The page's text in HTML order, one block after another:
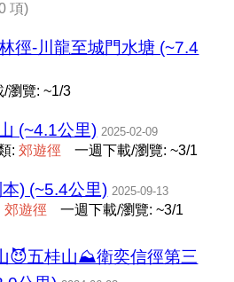
項)
徑-川龍至城門水塘 (~7.4
/瀏覽: ~1/3
(~4.1公里) 2025-02-09
:郊遊徑 一週下載/瀏覽: ~3/1
) (~5.4公里) 2025-09-13
郊遊徑 一週下載/瀏覽: ~3/1
😈五桂山⛰️衛奕信徑第三